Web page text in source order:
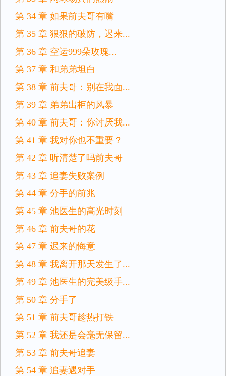
第 34 章 如果前夫哥有嘴
第 35 章 狠狠的破防，迟来...
第 36 章 空运999朵玫瑰...
第 37 章 和弟弟坦白
第 38 章 前夫哥：别在我面...
第 39 章 弟弟出柜的风暴
第 40 章 前夫哥：你讨厌我...
第 41 章 我对你也不重要？
第 42 章 听清楚了吗前夫哥
第 43 章 追妻失败案例
第 44 章 分手的前兆
第 45 章 池医生的高光时刻
第 46 章 前夫哥的花
第 47 章 迟来的悔意
第 48 章 我离开那天发生了...
第 49 章 池医生的完美级手...
第 50 章 分手了
第 51 章 前夫哥趁热打铁
第 52 章 我还是会毫无保留...
第 53 章 前夫哥追妻
第 54 章 追妻遇对手